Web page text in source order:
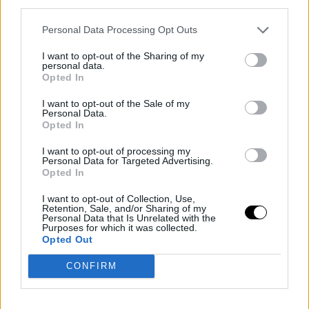
Personal Data Processing Opt Outs
I want to opt-out of the Sharing of my
personal data.
Opted In
I want to opt-out of the Sale of my
Personal Data.
Opted In
I want to opt-out of processing my
Personal Data for Targeted Advertising.
Opted In
I want to opt-out of Collection, Use,
Retention, Sale, and/or Sharing of my
Personal Data that Is Unrelated with the
Purposes for which it was collected.
Opted Out
CONFIRM
prudencia
La extensión de contrato deLuka Doncic
obliga a la
franquicia a maximizar el presente. Con
aún en la plantilla, aunque en un futuro incierto
respecto a su retirada, la sensación es que cada
temporada debe ser tratada como una oportunidad
única. No reforzar el equipo en el corto plazo podría
se han visto en la última década.
Los analistas coinciden en que el verano de 2026 podría
ser histórico, con varias superestrellas alcanzando la
agencia libre y un nuevo reparto de derechos televisivos